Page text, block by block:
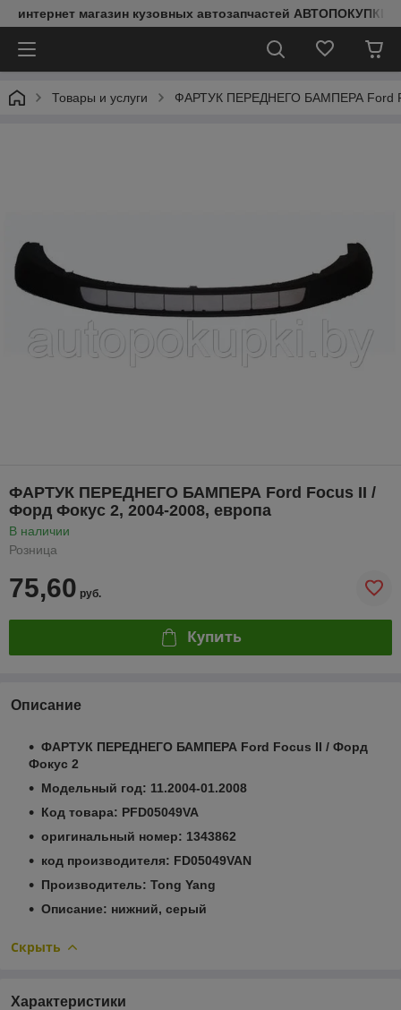
интернет магазин кузовных автозапчастей АВТОПОКУПКИ
Товары и услуги ФАРТУК ПЕРЕДНЕГО БАМПЕРА Ford
ФАРТУК ПЕРЕДНЕГО БАМПЕРА Ford Focus II /
Форд Фокус 2, 2004-2008, европа
В наличии
Розница
75,60 руб.
Купить
Описание
ФАРТУК ПЕРЕДНЕГО БАМПЕРА Ford Focus II / Форд
Фокус 2
Модельный год: 11.2004-01.2008
Код товара: PFD05049VA
оригинальный номер: 1343862
код производителя: FD05049VAN
Производитель: Tong Yang
Описание: нижний, серый
Скрыть
Характеристики